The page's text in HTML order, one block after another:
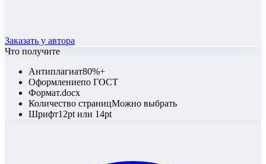
Заказать у автора
Что получите
Антиплагиат80%+
Оформлениепо ГОСТ
Формат.docx
Количество страницМожно выбрать
Шрифт12pt или 14pt